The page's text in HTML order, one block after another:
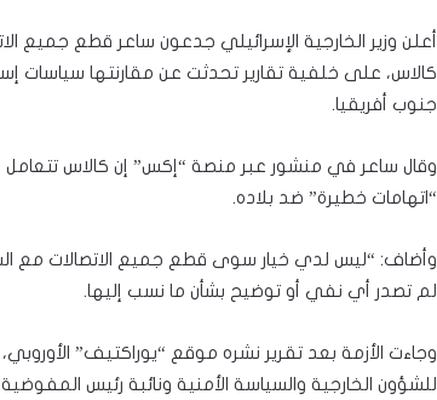
أعلن وزير الخارجية الإسرائيلي جدعون ساعر قطع جميع
كالاس، على خلفية تقارير تحدثت عن مقارنتها سياسات
جنوب أفريقيا.
وقال ساعر في منشور عبر منصة “إكس” إن كالاس تتعامل
“اتهامات خطيرة” ضد بلاده.
وأضاف: “ليس لدي خيار سوى قطع جميع الاتصالات مع
لم تصدر أي نفي أو توضيح بشأن ما نسب إليها.
وجاءت الأزمة بعد تقرير نشره موقع “يوراكتيف”
للشؤون الخارجية والسياسة الأمنية ونائبة رئيس